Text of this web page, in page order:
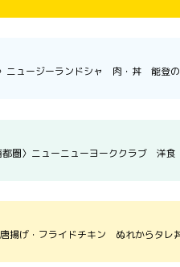
〉ニュージーランドシャ 肉・丼 能登
都圏〉ニューニューヨーククラブ 洋
揚げ・フライドチキン ぬれからタレ